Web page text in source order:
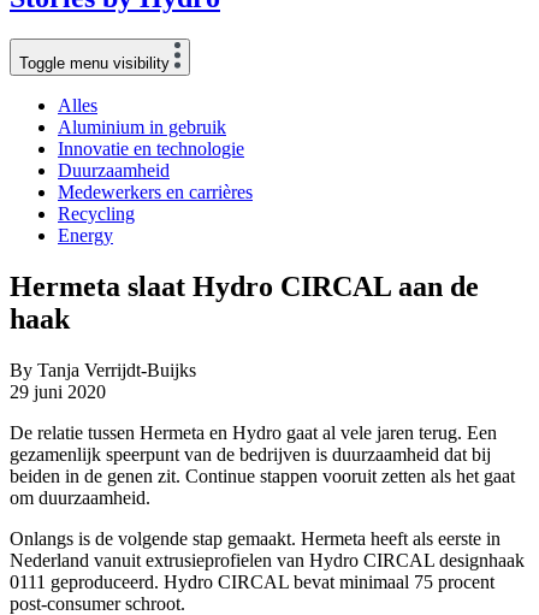
Toggle menu visibility
Alles
Aluminium in gebruik
Innovatie en technologie
Duurzaamheid
Medewerkers en carrières
Recycling
Energy
Hermeta slaat Hydro CIRCAL aan de
haak
By Tanja Verrijdt-Buijks
29 juni 2020
De relatie tussen Hermeta en Hydro gaat al vele jaren terug. Een
gezamenlijk speerpunt van de bedrijven is duurzaamheid dat bij
beiden in de genen zit. Continue stappen vooruit zetten als het gaat
om duurzaamheid.
Onlangs is de volgende stap gemaakt. Hermeta heeft als eerste in
Nederland vanuit extrusieprofielen van Hydro CIRCAL designhaak
0111 geproduceerd. Hydro CIRCAL bevat minimaal 75 procent
post-consumer schroot.